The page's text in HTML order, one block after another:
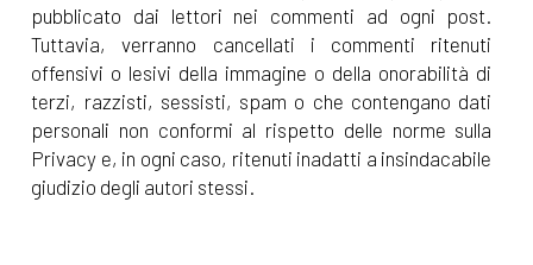
pubblicato dai lettori nei commenti ad ogni post.
Tuttavia, verranno cancellati i commenti ritenuti
offensivi o lesivi della immagine o della onorabilità di
terzi, razzisti, sessisti, spam o che contengano dati
personali non conformi al rispetto delle norme sulla
Privacy e, in ogni caso, ritenuti inadatti a insindacabile
giudizio degli autori stessi.